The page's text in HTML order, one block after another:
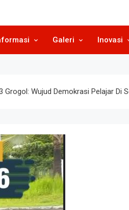
Galeri Inovasi
Grogol: Wujud Demokrasi Pelajar Di